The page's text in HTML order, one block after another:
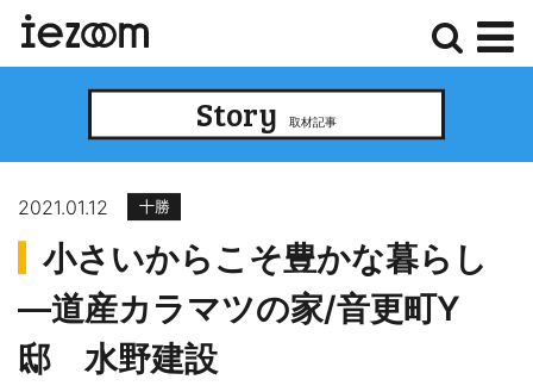
ュ
Story 取材記事
2021.01.12 十勝
小さいからこそ豊かな暮らし
―道産カラマツの家/音更町Y
邸 水野建設